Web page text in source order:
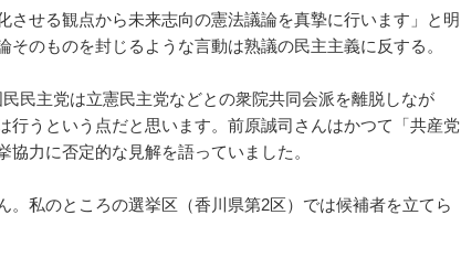
させる観点から未来志向の憲法議論を真摯に行います」と明
のものを封じるような言動は熟議の民主主義に反する。
民主党は立憲民主党などとの衆院共同会派を離脱しなが
行うという点だと思います。前原誠司さんはかつて「共産党
力に否定的な見解を語っていました。
私のところの選挙区（香川県第2区）では候補者を立てら